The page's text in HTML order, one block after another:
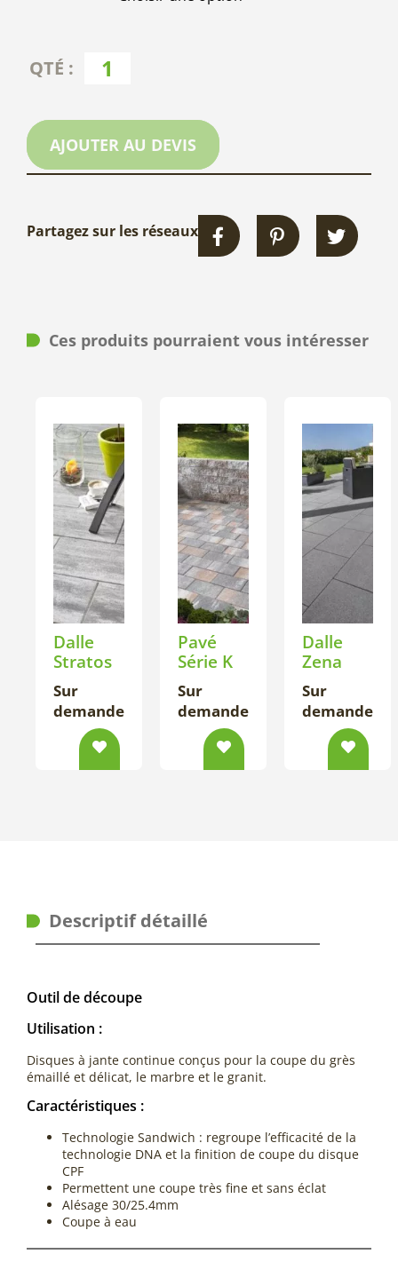
AJOUTER AU DEVIS
Partagez sur les réseaux
Ces produits pourraient vous intéresser
Dalle
Stratos
Sur
demande
Pavé
Série K
Sur
demande
Dalle
Zena
Sur
demande
Descriptif détaillé
Outil de découpe
Utilisation :
Disques à jante continue conçus pour la coupe du grès
émaillé et délicat, le marbre et le granit.
Caractéristiques :
Technologie Sandwich : regroupe l’efficacité de la
technologie DNA et la finition de coupe du disque
CPF
Permettent une coupe très fine et sans éclat
Alésage 30/25.4mm
Coupe à eau